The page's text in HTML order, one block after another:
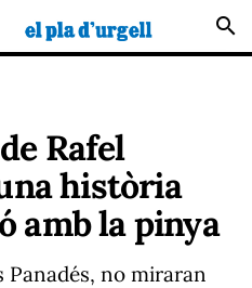
search
Rafel
història
amb la pinya
Panadés, no miraran